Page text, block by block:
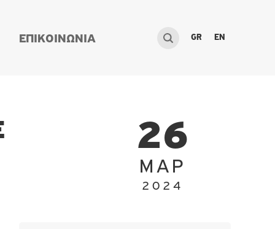
ΕΠΙΚΟΙΝΩΝΙΑ GR EN
26
ΜΑΡ
2024